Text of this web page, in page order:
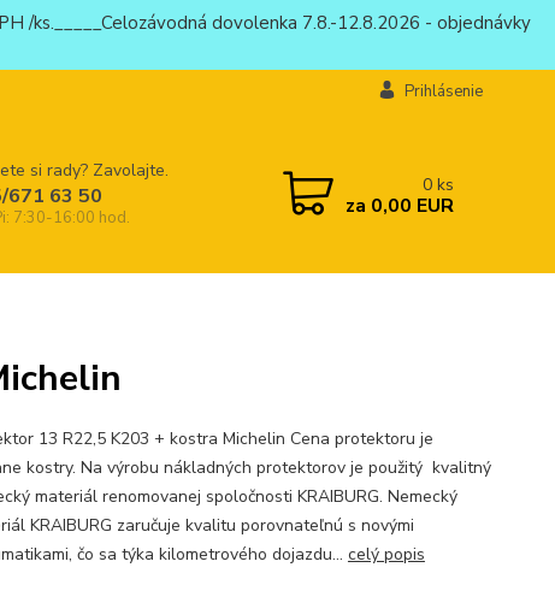
/ks._____Celozávodná dovolenka 7.8.-12.8.2026 - objednávky
Prihlásenie
si rady? Zavolajte.
671 63 50
7:30-16:00 hod.
0 ks
za 0,00 EUR
13 R22,5 K203 + kostra Michelin Cena protektoru je
kostry. Na výrobu nákladných protektorov je použitý kvalitný
materiál renomovanej spoločnosti KRAIBURG. Nemecký
KRAIBURG zaručuje kvalitu porovnateľnú s novými
čo sa týka kilometrového dojazdu... celý popis